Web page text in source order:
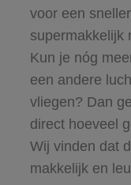
voor een
supermakkelijk
Kun je nóg
een andere
vliegen? Dan
direct hoeveel
Wij vinden dat
makkelijk en